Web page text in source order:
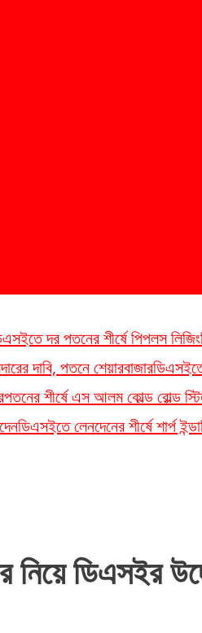
দর পতনের শীর্ষে পিপলস লিজিং
দাবি, পতনে শেয়ারবাজার
শীর্ষে এস আলম কোল্ড রোল্ড
ডিএসইতে লেনদেনের শীর্ষে শার্প
নিয়ে ডিএসইর